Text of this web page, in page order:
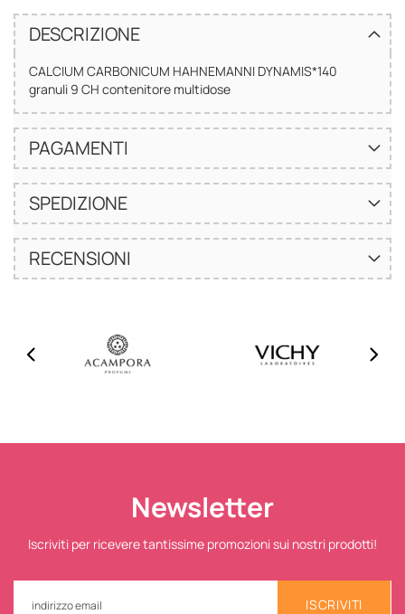
DESCRIZIONE
CALCIUM CARBONICUM HAHNEMANNI DYNAMIS*140
granuli 9 CH contenitore multidose
PAGAMENTI
SPEDIZIONE
RECENSIONI
Newsletter
Iscriviti per ricevere tantissime promozioni sui nostri prodotti!
ISCRIVITI